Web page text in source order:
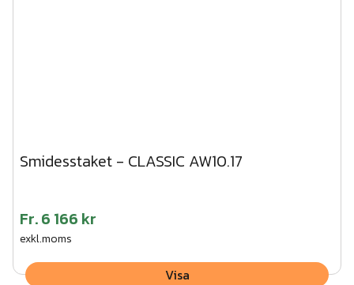
Smidesstaket - CLASSIC AW10.17
Fr.6 166 kr
exkl.moms
Visa